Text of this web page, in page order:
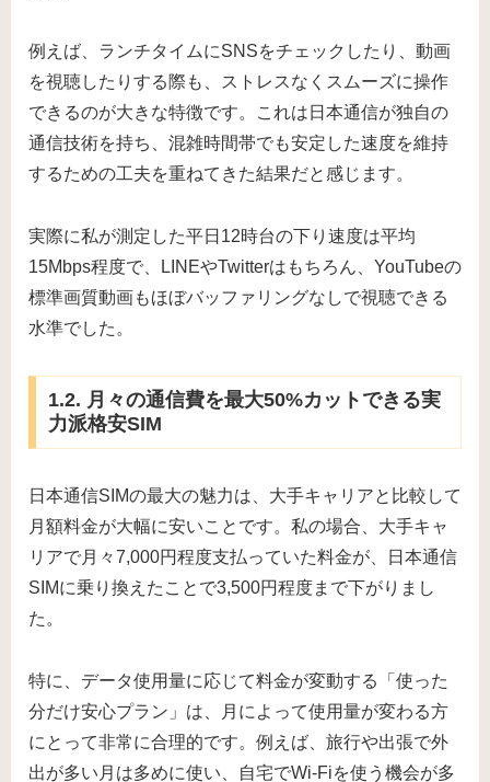
例えば、ランチタイムにSNSをチェックしたり、動画
を視聴したりする際も、ストレスなくスムーズに操作
できるのが大きな特徴です。これは日本通信が独自の
通信技術を持ち、混雑時間帯でも安定した速度を維持
するための工夫を重ねてきた結果だと感じます。
実際に私が測定した平日12時台の下り速度は平均
15Mbps程度で、LINEやTwitterはもちろん、YouTubeの
標準画質動画もほぼバッファリングなしで視聴できる
水準でした。
1.2. 月々の通信費を最大50%カットできる実
力派格安SIM
日本通信SIMの最大の魅力は、大手キャリアと比較して
月額料金が大幅に安いことです。私の場合、大手キャ
リアで月々7,000円程度支払っていた料金が、日本通信
SIMに乗り換えたことで3,500円程度まで下がりまし
た。
特に、データ使用量に応じて料金が変動する「使った
分だけ安心プラン」は、月によって使用量が変わる方
にとって非常に合理的です。例えば、旅行や出張で外
出が多い月は多めに使い、自宅でWi-Fiを使う機会が多